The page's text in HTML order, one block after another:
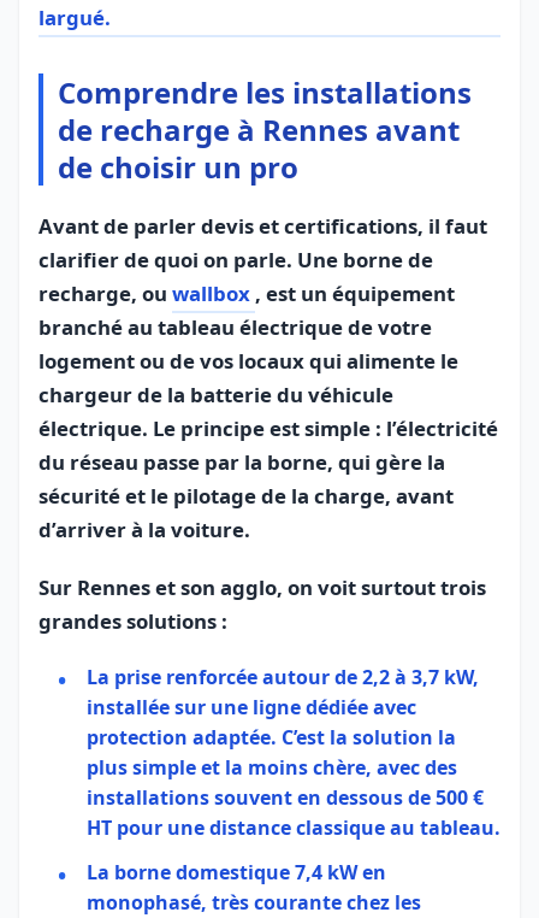
largué.
Comprendre les installations
de recharge à Rennes avant
de choisir un pro
Avant de parler devis et certifications, il faut
clarifier de quoi on parle. Une borne de
recharge, ou wallbox , est un équipement
branché au tableau électrique de votre
logement ou de vos locaux qui alimente le
chargeur de la batterie du véhicule
électrique. Le principe est simple : l’électricité
du réseau passe par la borne, qui gère la
sécurité et le pilotage de la charge, avant
d’arriver à la voiture.
Sur Rennes et son agglo, on voit surtout trois
grandes solutions :
La prise renforcéeautour de 2,2 à 3,7 kW,
installée sur une ligne dédiée avec
protection adaptée. C’est la solution la
plus simple et la moins chère, avec des
installations souvent en dessous de 500 €
HT pour une distance classique au tableau.
La borne domestique 7,4 kWen
monophasé, très courante chez les